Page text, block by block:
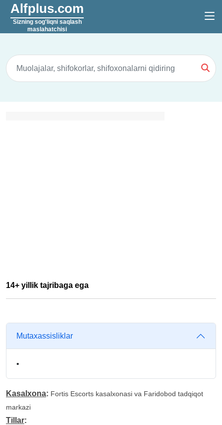
Alfplus.com
Sizning sog'liqni saqlash
maslahatchisi
14+ yillik tajribaga ega
Mutaxassisliklar
•
Kasalxona: Fortis Escorts kasalxonasi va Faridobod tadqiqot
markazi
Tillar: